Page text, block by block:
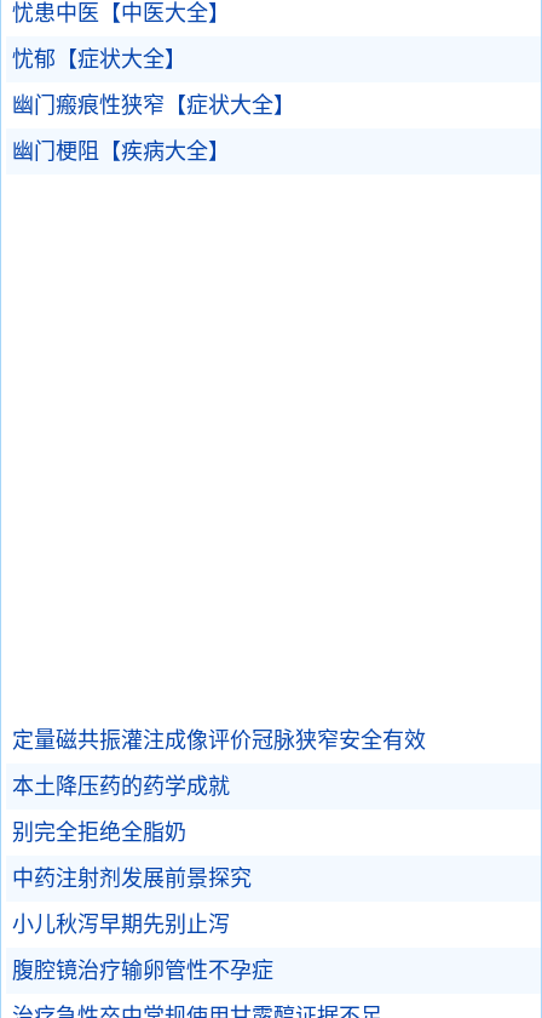
忧患中医【中医大全】
忧郁【症状大全】
幽门瘢痕性狭窄【症状大全】
幽门梗阻【疾病大全】
定量磁共振灌注成像评价冠脉狭窄安全有效
本土降压药的药学成就
别完全拒绝全脂奶
中药注射剂发展前景探究
小儿秋泻早期先别止泻
腹腔镜治疗输卵管性不孕症